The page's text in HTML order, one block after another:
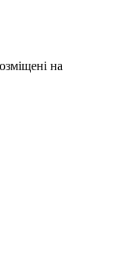
на